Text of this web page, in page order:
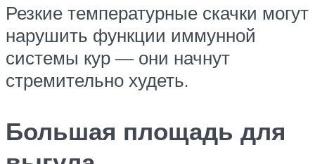
Резкие температурные скачки могут
нарушить функции иммунной
системы кур — они начнут
стремительно худеть.
Большая площадь для